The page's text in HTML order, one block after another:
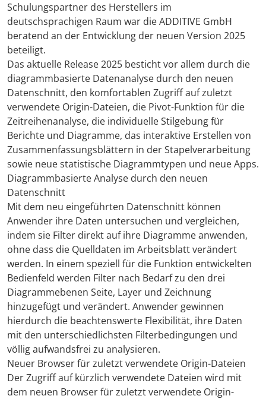
Schulungspartner des Herstellers im
deutschsprachigen Raum war die ADDITIVE GmbH
beratend an der Entwicklung der neuen Version 2025
beteiligt.
Das aktuelle Release 2025 besticht vor allem durch die
diagrammbasierte Datenanalyse durch den neuen
Datenschnitt, den komfortablen Zugriff auf zuletzt
verwendete Origin-Dateien, die Pivot-Funktion für die
Zeitreihenanalyse, die individuelle Stilgebung für
Berichte und Diagramme, das interaktive Erstellen von
Zusammenfassungsblättern in der Stapelverarbeitung
sowie neue statistische Diagrammtypen und neue Apps.
Diagrammbasierte Analyse durch den neuen
Datenschnitt
Mit dem neu eingeführten Datenschnitt können
Anwender ihre Daten untersuchen und vergleichen,
indem sie Filter direkt auf ihre Diagramme anwenden,
ohne dass die Quelldaten im Arbeitsblatt verändert
werden. In einem speziell für die Funktion entwickelten
Bedienfeld werden Filter nach Bedarf zu den drei
Diagrammebenen Seite, Layer und Zeichnung
hinzugefügt und verändert. Anwender gewinnen
hierdurch die beachtenswerte Flexibilität, ihre Daten
mit den unterschiedlichsten Filterbedingungen und
völlig aufwandsfrei zu analysieren.
Neuer Browser für zuletzt verwendete Origin-Dateien
Der Zugriff auf kürzlich verwendete Dateien wird mit
dem neuen Browser für zuletzt verwendete Origin-
Contact